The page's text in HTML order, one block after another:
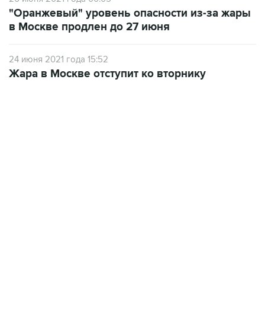
"Оранжевый" уровень опасности из-за жары
в Москве продлен до 27 июня
24 июня 2021 года 15:52
Жара в Москве отступит ко вторнику